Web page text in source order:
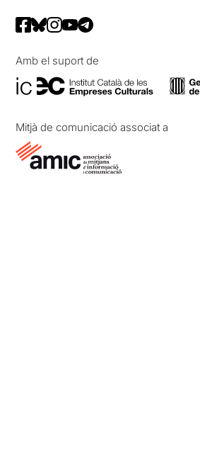
Amb el suport de
Mitjà de comunicació associat a